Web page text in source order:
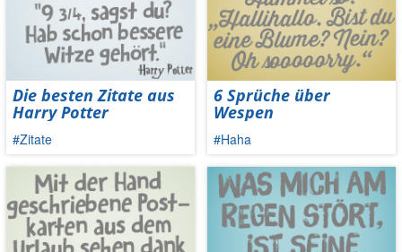
Die besten Zitate aus
Harry Potter
#Zitate
6 Sprüche über
Wespen
#Haha